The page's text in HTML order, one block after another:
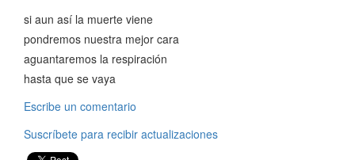
si aun así la muerte viene
pondremos nuestra mejor cara
aguantaremos la respiración
hasta que se vaya
Escribe un comentario
Suscríbete para recibir actualizaciones